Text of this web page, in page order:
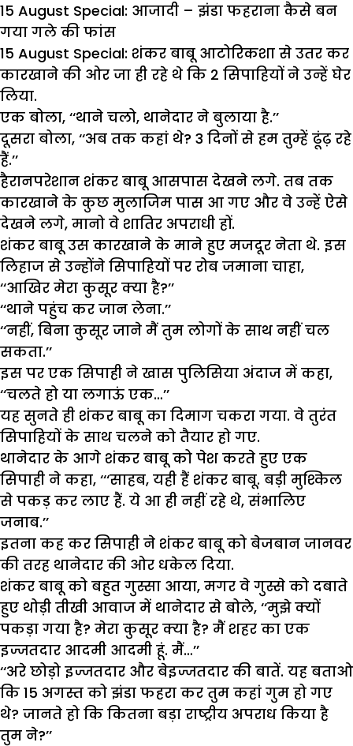
15 August Special: आजादी – झंडा फहराना कैसे बन
गया गले की फांस
15 August Special: शंकर बाबू आटोरिकशा से उतर कर
कारखाने की ओर जा ही रहे थे कि 2 सिपाहियों ने उन्हें घेर
लिया.
एक बोला, ‘‘थाने चलो, थानेदार ने बुलाया है.’’
दूसरा बोला, ‘‘अब तक कहां थे? 3 दिनों से हम तुम्हें ढूंढ़ रहे
हैं.’’
हैरानपरेशान शंकर बाबू आसपास देखने लगे. तब तक
कारखाने के कुछ मुलाजिम पास आ गए और वे उन्हें ऐसे
देखने लगे, मानो वे शातिर अपराधी हों.
शंकर बाबू उस कारखाने के माने हुए मजदूर नेता थे. इस
लिहाज से उन्होंने सिपाहियों पर रोब जमाना चाहा,
‘‘आखिर मेरा कुसूर क्या है?’’
‘‘थाने पहुंच कर जान लेना.’’
‘‘नहीं, बिना कुसूर जाने मैं तुम लोगों के साथ नहीं चल
सकता.’’
इस पर एक सिपाही ने खास पुलिसिया अंदाज में कहा,
‘‘चलते हो या लगाऊं एक…’’
यह सुनते ही शंकर बाबू का दिमाग चकरा गया. वे तुरंत
सिपाहियों के साथ चलने को तैयार हो गए.
थानेदार के आगे शंकर बाबू को पेश करते हुए एक
सिपाही ने कहा, ‘‘‘साहब, यही हैं शंकर बाबू. बड़ी मुश्किल
से पकड़ कर लाए हैं. ये आ ही नहीं रहे थे, संभालिए
जनाब.’’
इतना कह कर सिपाही ने शंकर बाबू को बेजबान जानवर
की तरह थानेदार की ओर धकेल दिया.
शंकर बाबू को बहुत गुस्सा आया, मगर वे गुस्से को दबाते
हुए थोड़ी तीखी आवाज में थानेदार से बोले, ‘‘मुझे क्यों
पकड़ा गया है? मेरा कुसूर क्या है? मैं शहर का एक
इज्जतदार आदमी आदमी हूं. मैं…’’
‘‘अरे छोड़ो इज्जतदार और बेइज्जतदार की बातें. यह बताओ
कि 15 अगस्त को झंडा फहरा कर तुम कहां गुम हो गए
थे? जानते हो कि कितना बड़ा राष्ट्रीय अपराध किया है
तुम ने?’’